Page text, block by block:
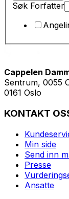
Søk Forfatter
Cappelen
Sentrum, 0055
0161 Oslo
KONTAKT
Min side
Send inn
Presse
Ansatte